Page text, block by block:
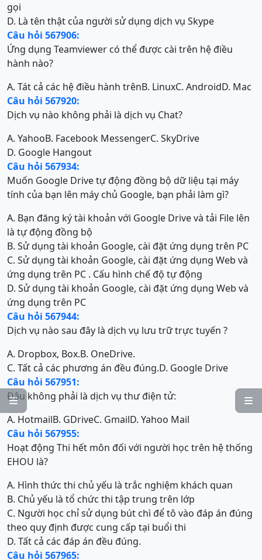


gọi
D. Là tên thật của người sử dụng dịch vụ Skype
Câu hỏi 567906:
Ứng dụng Teamviewer có thể được cài trên hệ điều
hành nào?
A. Tát cả các hệ điều hành trênB. LinuxC. AndroidD. Mac
Câu hỏi 567920:
Dịch vụ nào không phải là dịch vụ Chat?
A. YahooB. Facebook MessengerC. SkyDrive
D. Google Hangout
Câu hỏi 567934:
Muốn Google Drive tự động đồng bộ dữ liệu tại máy
tính của bạn lên máy chủ Google, bạn phải làm gì?
A. Bạn đăng ký tài khoản với Google Drive và tải File lên
là tự động đồng bộ
B. Sử dụng tài khoản Google, cài đặt ứng dụng trên PC
C. Sử dụng tài khoản Google, cài đặt ứng dụng Web và
ứng dụng trên PC . Cấu hình chế độ tự động
D. Sử dụng tài khoản Google, cài đặt ứng dụng Web và
ứng dụng trên PC
Câu hỏi 567944:
Dịch vụ nào sau đây là dịch vụ lưu trữ trực tuyến ?
A. Dropbox, Box.B. OneDrive.
C. Tất cả các phương án đều đúng.D. Google Drive
Câu hỏi 567951:
Đâu không phải là dịch vụ thư điện tử:
A. HotmailB. GDriveC. GmailD. Yahoo Mail
Câu hỏi 567955:
Hoạt động Thi hết môn đối với người học trên hệ thống
EHOU là?
A. Hình thức thi chủ yếu là trắc nghiệm khách quan
B. Chủ yếu là tổ chức thi tập trung trên lớp
C. Người học chỉ sử dụng bút chì để tô vào đáp án đúng
theo quy định được cung cấp tại buổi thi
D. Tất cả các đáp án đều đúng.
Câu hỏi 567965: